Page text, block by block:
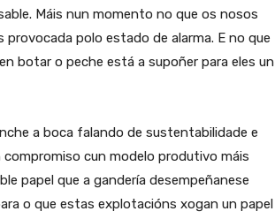
Máis nun momento no que os nosos
polo estado de alarma. E no que
botar o peche está a supoñer para eles un
a boca falando de sustentabilidade e
compromiso cun modelo produtivo máis
papel que a gandería desempeñanese
o que estas explotacións xogan un papel